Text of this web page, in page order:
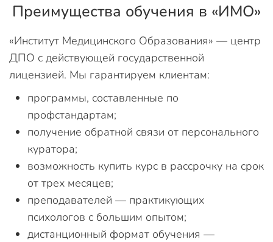
Преимущества обучения в «ИМО»
«Институт Медицинского Образования» — центр
ДПО с действующей государственной
лицензией. Мы гарантируем клиентам:
программы, составленные по
профстандартам;
получение обратной связи от персонального
куратора;
возможность купить курс в рассрочку на срок
от трех месяцев;
преподавателей — практикующих
психологов с большим опытом;
дистанционный формат обучения —